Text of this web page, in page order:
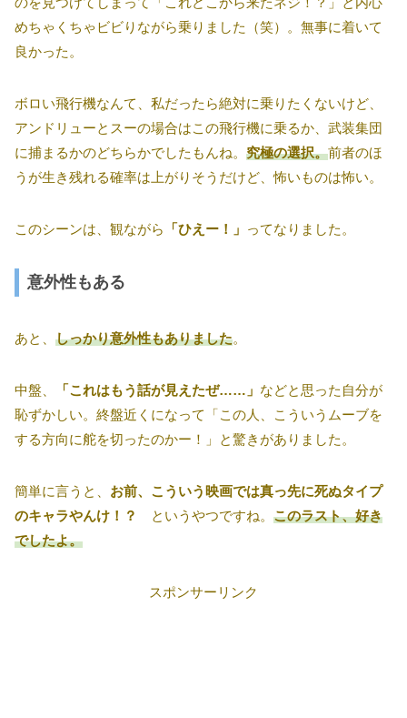
めちゃくちゃビビりながら乗りました（笑）。無事に着いて
良かった。
ボロい飛行機なんて、私だったら絶対に乗りたくないけど、
アンドリューとスーの場合はこの飛行機に乗るか、武装集団
に捕まるかのどちらかでしたもんね。 究極の選択。前者のほ
うが生き残れる確率は上がりそうだけど、怖いものは怖い。
このシーンは、観ながら 「ひえー！」 ってなりました。
意外性もある
あと、 しっかり意外性もありました。
中盤、 「これはもう話が見えたぜ……」 などと思った自分が
恥ずかしい。終盤近くになって「この人、こういうムーブを
する方向に舵を切ったのかー！」と驚きがありました。
簡単に言うと、 お前、こういう映画では真っ先に死ぬタイプ
のキャラやんけ！？
というやつですね。 このラスト、好き
でしたよ。
スポンサーリンク